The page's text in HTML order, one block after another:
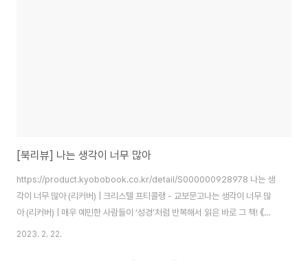
[북리뷰] 나는 생각이 너무 많아
https://product.kyobobook.co.kr/detail/S000000928978 나는 생
각이 너무 많아 (리커버) | 크리스텔 프티콜랭 - 교보문고나는 생각이 너무 많
아 (리커버) | 매우 예민한 사람들이 ‘성경’처럼 반복해서 읽은 바로 그 책! 《나
는 생각이 너무 많아》 20만 부 리커버 개정판 출간 모든 일에 의심 많고 의문
2023. 2. 22.